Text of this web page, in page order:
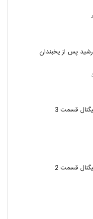
پس از یخبندان
قسمت 3
قسمت 2